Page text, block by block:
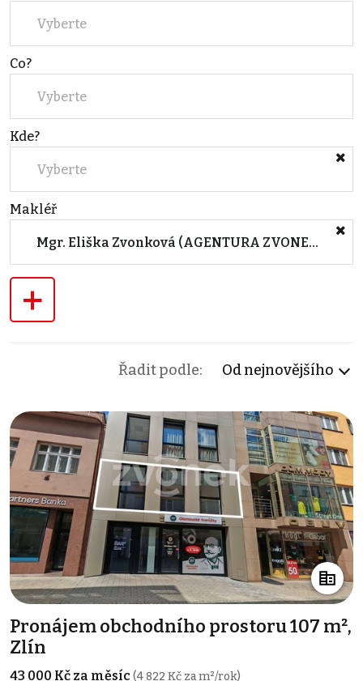
Vyberte
Co?
Vyberte
Kde?
Vyberte
Makléř
Mgr. Eliška Zvonková (AGENTURA ZVONEK - Pod Babou, Zlín)
+
Řadit podle: Od nejnovějšího
Pronájem obchodního prostoru 107 m²,
Zlín
43 000 Kč za měsíc(4 822 Kč za m²/rok)